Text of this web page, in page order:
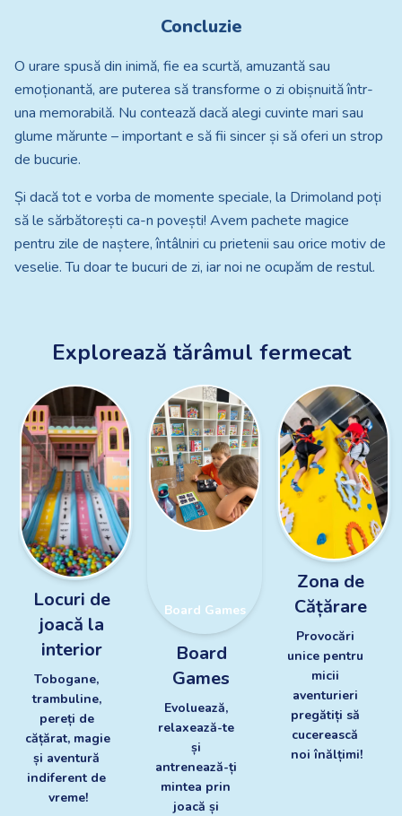
Concluzie
O urare spusă din inimă, fie ea scurtă, amuzantă sau
emoționantă, are puterea să transforme o zi obișnuită într-
una memorabilă. Nu contează dacă alegi cuvinte mari sau
glume mărunte – important e să fii sincer și să oferi un strop
de bucurie.
Și dacă tot e vorba de momente speciale, la Drimoland poți
să le sărbătorești ca-n povești! Avem pachete magice
pentru zile de naștere, întâlniri cu prietenii sau orice motiv de
veselie. Tu doar te bucuri de zi, iar noi ne ocupăm de restul.
Explorează tărâmul fermecat
Locuri de joacă la
interior
Locuri de
joacă la
interior
Tobogane,
trambuline,
pereți de
cățărat, magie
și aventură
indiferent de
vreme!
Board Games
Board
Games
Evoluează,
relaxează-te
și
antrenează-ți
mintea prin
joacă și
Zona de Cățărare
Zona de
Cățărare
Provocări
unice pentru
micii
aventurieri
pregătiți să
cucerească
noi înălțimi!